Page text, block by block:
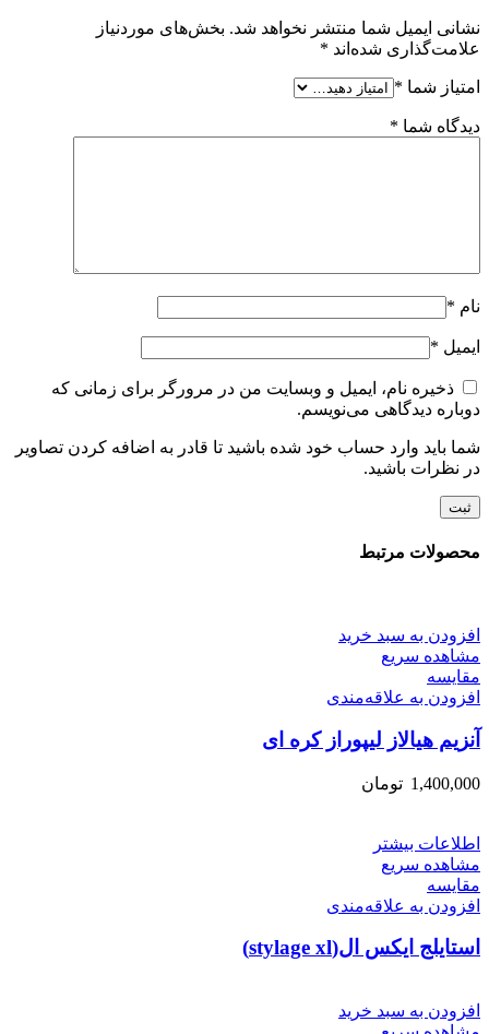
نشانی ایمیل شما منتشر نخواهد شد. بخش‌های موردنیاز
علامت‌گذاری شده‌اند *
امتیاز شما *
دیدگاه شما *
نام *
ایمیل *
ذخیره نام، ایمیل و وبسایت من در مرورگر برای زمانی که
دوباره دیدگاهی می‌نویسم.
شما باید وارد حساب خود شده باشید تا قادر به اضافه کردن تصاویر
در نظرات باشید.
محصولات مرتبط
افزودن به سبد خرید
مشاهده سریع
مقایسه
افزودن به علاقه‌مندی
آنزیم هیالاز لیپوراز کره ای
1,400,000 تومان
اطلاعات بیشتر
مشاهده سریع
مقایسه
افزودن به علاقه‌مندی
استایلج ایکس ال(stylage xl)
افزودن به سبد خرید